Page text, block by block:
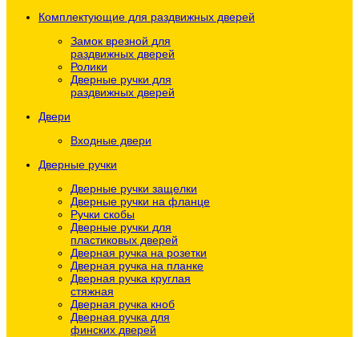
Комплектующие для раздвижных дверей
Замок врезной для
раздвижных дверей
Ролики
Дверные ручки для
раздвижных дверей
Двери
Входные двери
Дверные ручки
Дверные ручки защелки
Дверные ручки на фланце
Ручки скобы
Дверные ручки для
пластиковых дверей
Дверная ручка на розетки
Дверная ручка на планке
Дверная ручка круглая
стяжная
Дверная ручка кноб
Дверная ручка для
финских дверей